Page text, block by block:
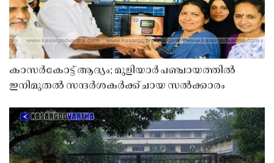
കാസർകോട്ട് ആദ്യം; മുളിയാർ പഞ്ചായത്തിൽ
ഇനിമുതൽ സന്ദർശകർക്ക് ചായ സൽക്കാരം